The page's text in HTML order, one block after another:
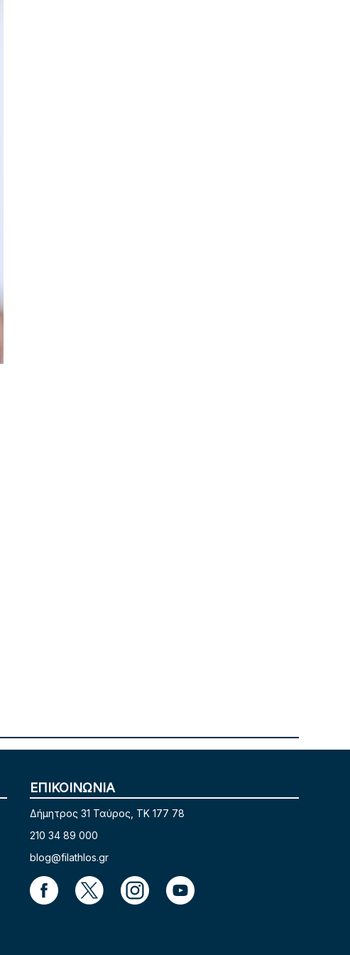
ΕΠΙΚΟΙΝΩΝΙΑ
Δήμητρος 31 Ταύρος, TK 177 78
210 34 89 000
blog@filathlos.gr